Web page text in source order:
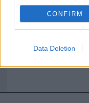
CONFIRM
Data Deletion